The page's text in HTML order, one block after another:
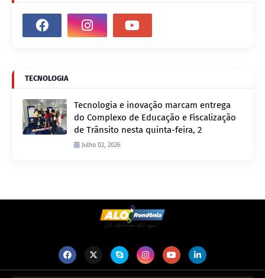
TECNOLOGIA
Tecnologia e inovação marcam entrega
do Complexo de Educação e Fiscalização
de Trânsito nesta quinta-feira, 2
Julho 02, 2026